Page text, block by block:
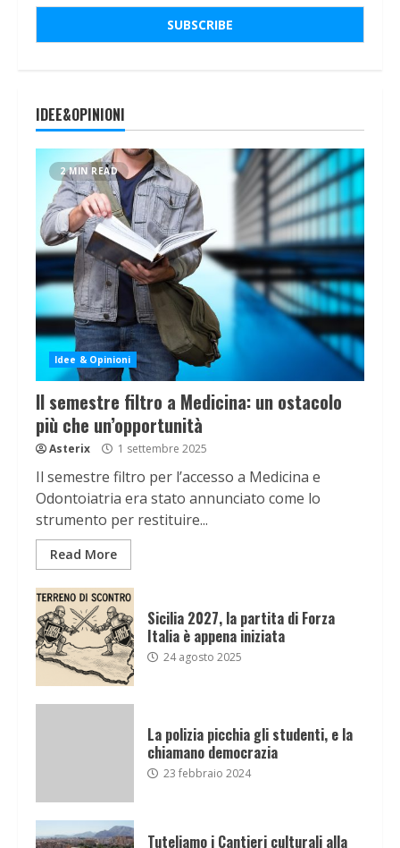
IDEE&OPINIONI
2 MIN READ
Idee & Opinioni
Il semestre filtro a Medicina: un ostacolo
più che un’opportunità
Asterix 1 settembre 2025
Il semestre filtro per l’accesso a Medicina e
Odontoiatria era stato annunciato come lo
strumento per restituire...
Read More
Sicilia 2027, la partita di Forza
Italia è appena iniziata
24 agosto 2025
La polizia picchia gli studenti, e la
chiamano democrazia
23 febbraio 2024
Tuteliamo i Cantieri culturali alla